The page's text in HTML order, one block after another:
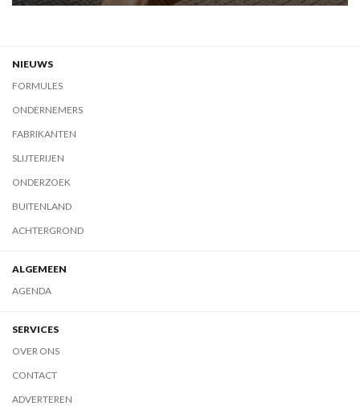
NIEUWS
FORMULES
ONDERNEMERS
FABRIKANTEN
SLIJTERIJEN
ONDERZOEK
BUITENLAND
ACHTERGROND
ALGEMEEN
AGENDA
SERVICES
OVER ONS
CONTACT
ADVERTEREN